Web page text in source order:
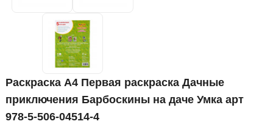
Раскраска А4 Первая раскраска Дачные
приключения Барбоскины на даче Умка арт
978-5-506-04514-4